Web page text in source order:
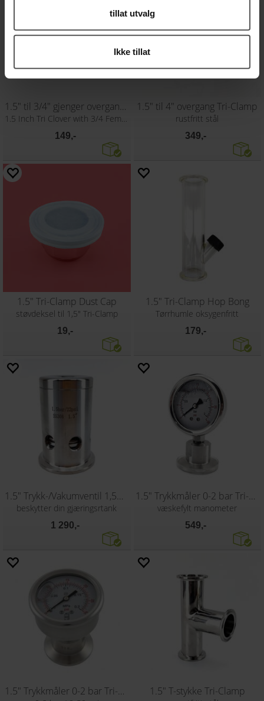
tillat utvalg
Ikke tillat
1.5" til 3/4" gjenger overgang Tri-Clamp
1.5 Inch Tri Clover with 3/4 Female Thre
149,-
1.5" til 4" overgang Tri-Clamp
rustfritt stål
349,-
1.5" Tri-Clamp Dust Cap
støvdeksel til 1,5" Tri-Clamp
19,-
1.5" Tri-Clamp Hop Bong
Tørrhumle oksygenfritt
179,-
1.5" Trykk-/Vakumventil 1,5Bar Tri-Clamp
beskytter din gjæringsrtank
1 290,-
1.5" Trykkmåler 0-2 bar Tri-Clamp
væskefylt manometer
549,-
1.5" Trykkmåler 0-2 bar Tri-Clamp 1.5" T-stykke Tri-Clamp